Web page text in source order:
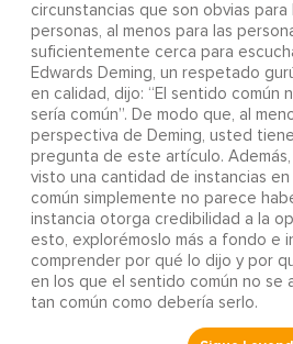
circunstancias que son obvias para
personas, al menos para las
suficientemente cerca para
Edwards Deming, un respetado
en calidad, dijo: “El sentido común
sería común”. De modo que, al
perspectiva de Deming, usted
pregunta de este artículo.
visto una cantidad de instancias
común simplemente no parece
instancia otorga credibilidad a la
esto, explorémoslo más a fondo e
comprender por qué lo dijo y por
en los que el sentido común no se
tan común como debería serlo.